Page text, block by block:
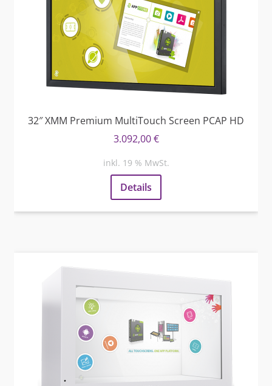
32″ XMM Premium MultiTouch Screen PCAP HD
3.092,00€
inkl. 19 % MwSt.
Details